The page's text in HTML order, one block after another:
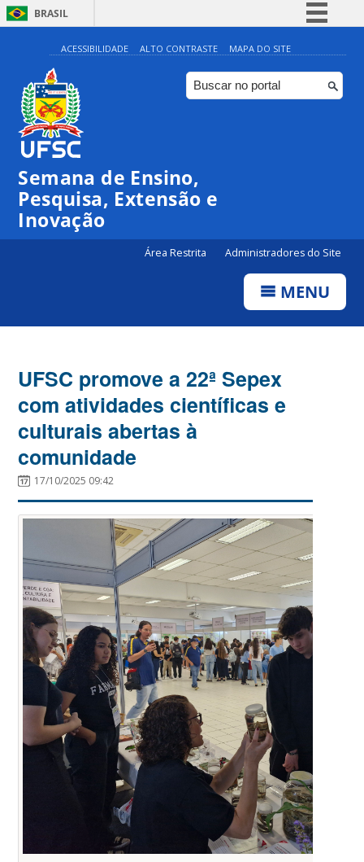
BRASIL
Simplifique!
Comunica BR
Participe
ACESSIBILIDADE ALTO CONTRASTE MAPA DO SITE
Semana de Ensino,
Pesquisa, Extensão e
Inovação
Área Restrita Administradores do Site
MENU
UFSC promove a 22ª Sepex
com atividades científicas e
culturais abertas à
comunidade
17/10/2025 09:42